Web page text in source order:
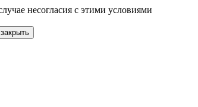
несогласия с этими условиями